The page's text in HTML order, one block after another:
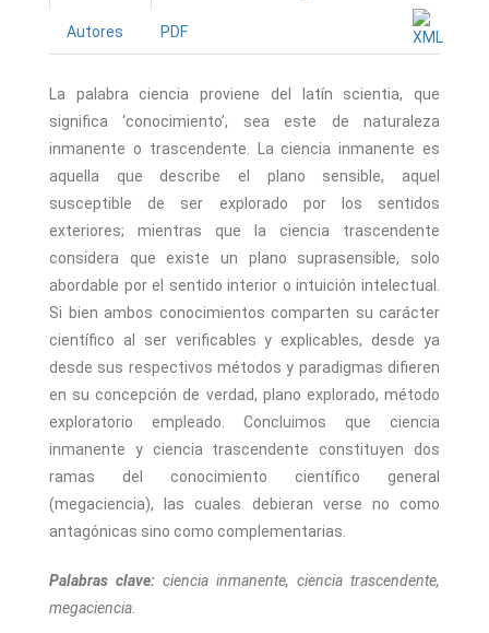
Autores PDF
La palabra ciencia proviene del latín scientia, que
significa ‘conocimiento’, sea este de naturaleza
inmanente o trascendente. La ciencia inmanente es
aquella que describe el plano sensible, aquel
susceptible de ser explorado por los sentidos
exteriores; mientras que la ciencia trascendente
considera que existe un plano suprasensible, solo
abordable por el sentido interior o intuición intelectual.
Si bien ambos conocimientos comparten su carácter
científico al ser verificables y explicables, desde ya
desde sus respectivos métodos y paradigmas difieren
en su concepción de verdad, plano explorado, método
exploratorio empleado. Concluimos que ciencia
inmanente y ciencia trascendente constituyen dos
ramas del conocimiento científico general
(megaciencia), las cuales debieran verse no como
antagónicas sino como complementarias.
Palabras clave: ciencia inmanente, ciencia trascendente,
megaciencia.